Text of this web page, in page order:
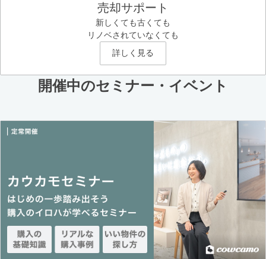
売却サポート
新しくても古くても
リノベされていなくても
詳しく見る
開催中のセミナー・イベント